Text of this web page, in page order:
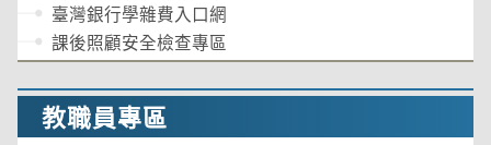
臺灣銀行學雜費入口網
課後照顧安全檢查專區
教職員專區